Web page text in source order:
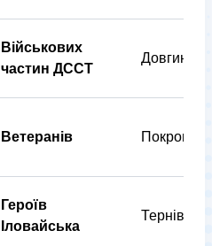
Військових
частин ДССТ
Ветеранів
Героїв
Іловайська